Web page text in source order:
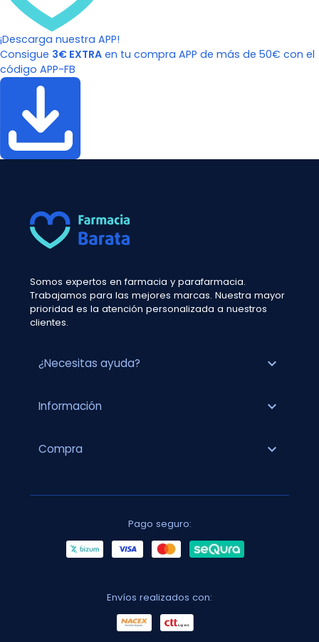
¡Descarga nuestra APP!
Consigue 3€ EXTRA en tu compra APP de más de 50€ con el
código APP-FB
Somos expertos en farmacia y parafarmacia.
Trabajamos para las mejores marcas. Nuestra mayor
prioridad es la atención personalizada a nuestros
clientes.
¿Necesitas ayuda? expand_more
Información expand_more
Compra expand_more
Pago seguro:
Envíos realizados con: